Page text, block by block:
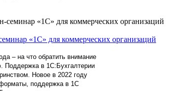
«1С» для коммерческих организаций
– на что обратить внимание
Поддержка в 1С:Бухгалтерии
Новое в 2022 году
поддержка в 1С